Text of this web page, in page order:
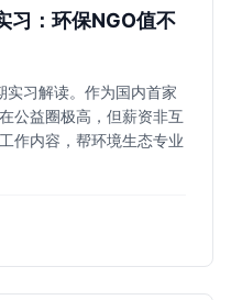
习：环保NGO值不
习解读。作为国内首家
公益圈极高，但薪资非互
作内容，帮环境生态专业